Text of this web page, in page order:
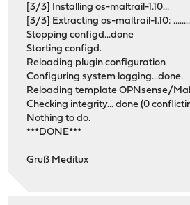
[3/3] Installing os-maltrail-1.10...
[3/3] Extracting os-maltrail-1.10:
Stopping configd...done
Starting configd.
Reloading plugin configuration
Configuring system logging...done.
Reloading template OPNsense/
Checking integrity... done (0
Nothing to do.
***DONE***
Gruß Meditux